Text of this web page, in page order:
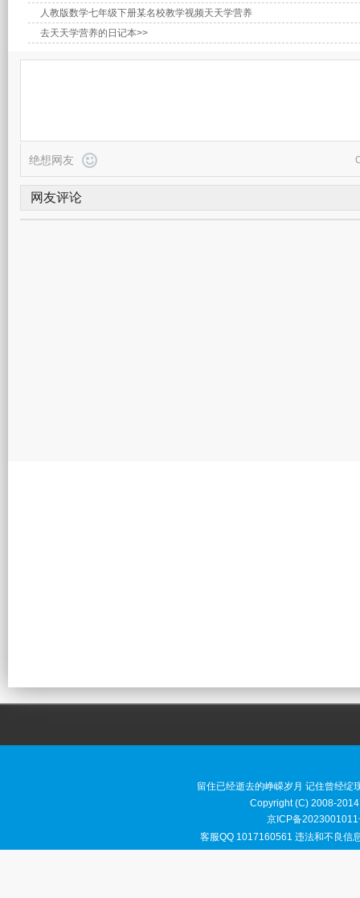
人教版数学七年级下册某名校教学视频天天学营养
去天天学营养的日记本>>
留住已经逝去的峥嵘岁月 记住曾经绽
Copyright (C) 2008-
京ICP备
客服QQ 1017160561 违法和不良信